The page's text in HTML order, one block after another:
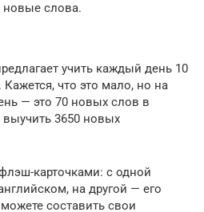
новые слова.
учить каждый день 10
что это мало, но на
— это 70 новых слов в
3650 новых
карточками: с одной
на другой — его
составить свои